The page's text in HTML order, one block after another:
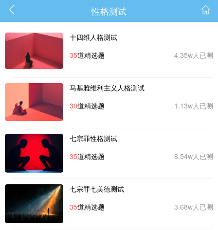
性格测试
十四维人格测试
35道精选题 4.35w人已测
马基雅维利主义人格测试
30道精选题 1.13w人已测
七宗罪性格测试
35道精选题 8.54w人已测
七宗罪七美德测试
35道精选题 3.68w人已测